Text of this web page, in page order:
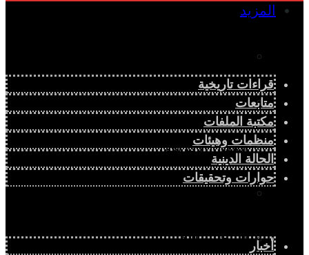
المزيد
الحالة الدينية
الملف الإفريقي
المجتمع الإفريقي
قراءات تاريخية
متابعات
مكتبة الملفات
منظمات وهيئات
الحالة الدينية
حوارات وتحقيقات
أخبار